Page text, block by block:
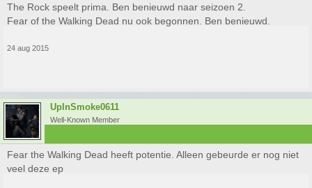
The Rock speelt prima. Ben benieuwd naar seizoen 2.
Fear of the Walking Dead nu ook begonnen. Ben benieuwd.
24 aug 2015
UpInSmoke0611
Well-Known Member
Fear the Walking Dead heeft potentie. Alleen gebeurde er nog niet
veel deze ep